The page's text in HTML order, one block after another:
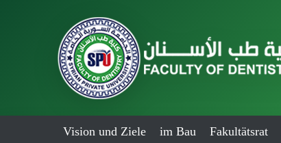
Vision und Ziele im Bau Fakultätsrat